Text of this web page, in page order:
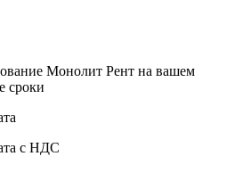
Монолит Рент на вашем
сроки
с НДС